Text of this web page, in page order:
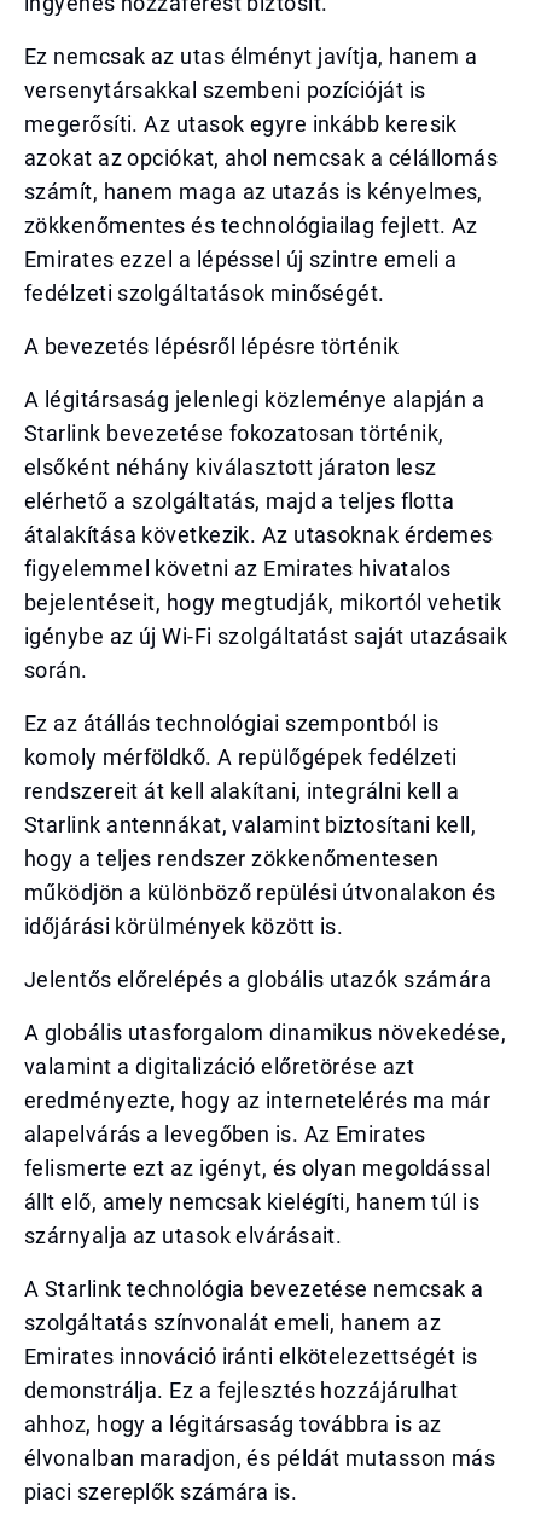
Ez nemcsak az utas élményt javítja, hanem a
versenytársakkal szembeni pozícióját is
megerősíti. Az utasok egyre inkább keresik
azokat az opciókat, ahol nemcsak a célállomás
számít, hanem maga az utazás is kényelmes,
zökkenőmentes és technológiailag fejlett. Az
Emirates ezzel a lépéssel új szintre emeli a
fedélzeti szolgáltatások minőségét.
A bevezetés lépésről lépésre történik
A légitársaság jelenlegi közleménye alapján a
Starlink bevezetése fokozatosan történik,
elsőként néhány kiválasztott járaton lesz
elérhető a szolgáltatás, majd a teljes flotta
átalakítása következik. Az utasoknak érdemes
figyelemmel követni az Emirates hivatalos
bejelentéseit, hogy megtudják, mikortól vehetik
igénybe az új Wi-Fi szolgáltatást saját utazásaik
során.
Ez az átállás technológiai szempontból is
komoly mérföldkő. A repülőgépek fedélzeti
rendszereit át kell alakítani, integrálni kell a
Starlink antennákat, valamint biztosítani kell,
hogy a teljes rendszer zökkenőmentesen
működjön a különböző repülési útvonalakon és
időjárási körülmények között is.
Jelentős előrelépés a globális utazók számára
A globális utasforgalom dinamikus növekedése,
valamint a digitalizáció előretörése azt
eredményezte, hogy az internetelérés ma már
alapelvárás a levegőben is. Az Emirates
felismerte ezt az igényt, és olyan megoldással
állt elő, amely nemcsak kielégíti, hanem túl is
szárnyalja az utasok elvárásait.
A Starlink technológia bevezetése nemcsak a
szolgáltatás színvonalát emeli, hanem az
Emirates innováció iránti elkötelezettségét is
demonstrálja. Ez a fejlesztés hozzájárulhat
ahhoz, hogy a légitársaság továbbra is az
élvonalban maradjon, és példát mutasson más
piaci szereplők számára is.